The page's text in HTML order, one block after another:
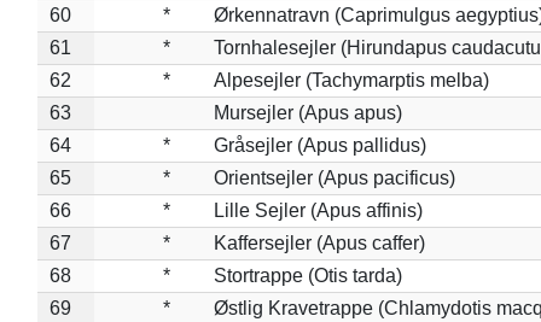
60
*
Ørkennatravn (Caprimulgus
61
*
Tornhalesejler (Hirundapus
62
*
Alpesejler (Tachymarptis melba)
63
Mursejler (Apus apus)
64
*
Gråsejler (Apus pallidus)
65
*
Orientsejler (Apus pacificus)
66
*
Lille Sejler (Apus affinis)
67
*
Kaffersejler (Apus caffer)
68
*
Stortrappe (Otis tarda)
69
*
Østlig Kravetrappe (Chlamydotis